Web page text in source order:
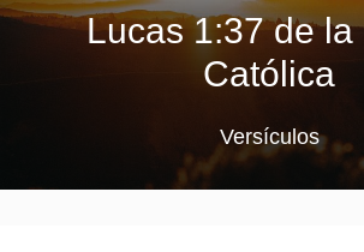
Lucas 1:37 de la
Católica
Versículos